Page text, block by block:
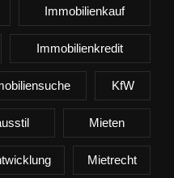
Immobilienkauf
Immobilienkredit
KfW
Mieten
Mietrecht